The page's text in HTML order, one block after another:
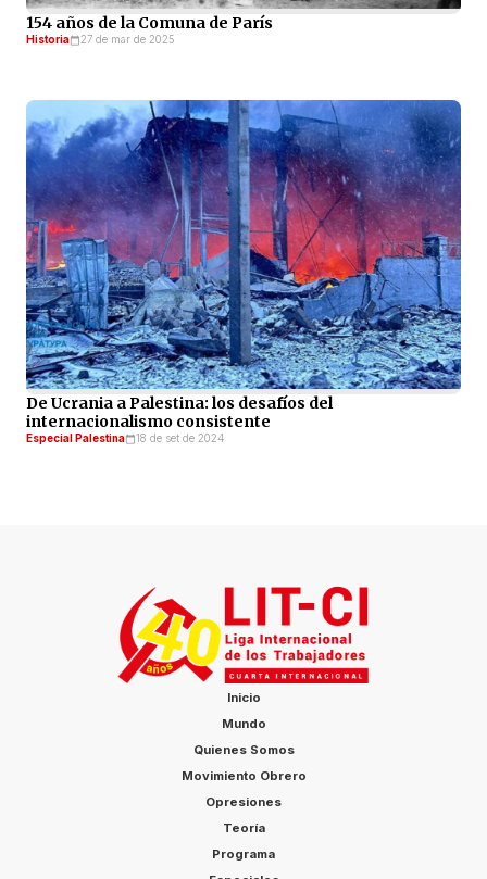
154 años de la Comuna de París
Historia 27 de mar de 2025
De Ucrania a Palestina: los desafíos del
internacionalismo consistente
Especial Palestina 18 de set de 2024
Inicio
Mundo
Quienes Somos
Movimiento Obrero
Opresiones
Teoría
Programa